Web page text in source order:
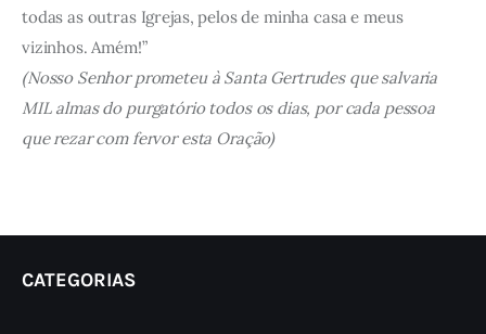
todas as outras Igrejas, pelos de minha casa e meus
vizinhos. Amém!”
(Nosso Senhor prometeu à Santa Gertrudes que salvaria
MIL almas do purgatório todos os dias, por cada pessoa
que rezar com fervor esta Oração)
CATEGORIAS